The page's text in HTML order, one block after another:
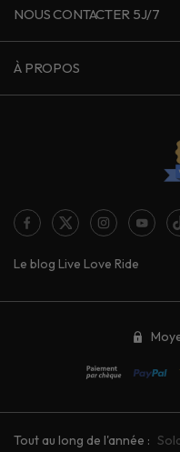
NOUS CONTACTER 5J/7
À PROPOS
Le blog Live Love Ride
Tout au long de l'année :